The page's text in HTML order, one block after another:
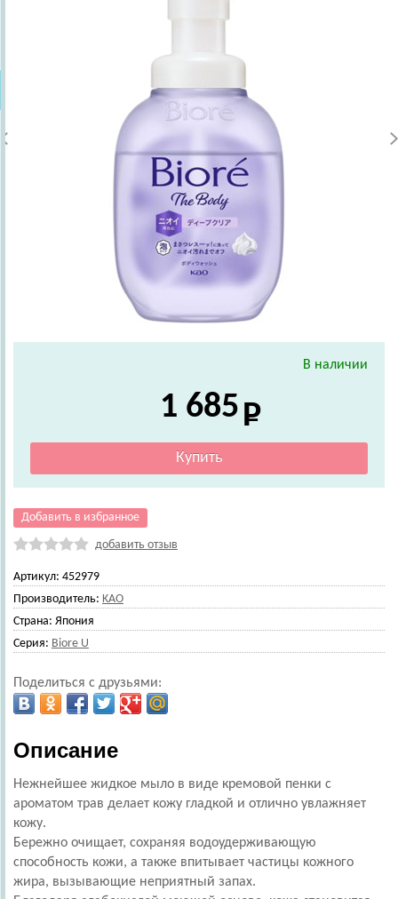
В наличии
1 685
Добавить в избранное
добавить отзыв
Артикул: 452979
Производитель: KAO
Страна: Япония
Серия: Biore U
Поделиться с друзьями:
Описание
Нежнейшее жидкое мыло в виде кремовой пенки с
ароматом трав делает кожу гладкой и отлично увлажняет
кожу.
Бережно очищает, сохраняя водоудерживающую
способность кожи, а также впитывает частицы кожного
жира, вызывающие неприятный запах.